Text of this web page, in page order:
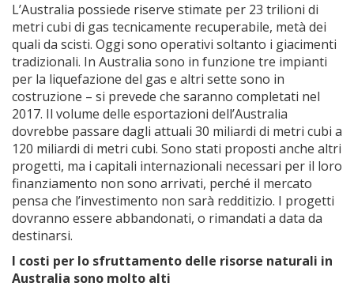
L’Australia possiede riserve stimate per 23 trilioni di
metri cubi di gas tecnicamente recuperabile, metà dei
quali da scisti. Oggi sono operativi soltanto i giacimenti
tradizionali. In Australia sono in funzione tre impianti
per la liquefazione del gas e altri sette sono in
costruzione – si prevede che saranno completati nel
2017. Il volume delle esportazioni dell’Australia
dovrebbe passare dagli attuali 30 miliardi di metri cubi a
120 miliardi di metri cubi. Sono stati proposti anche altri
progetti, ma i capitali internazionali necessari per il loro
finanziamento non sono arrivati, perché il mercato
pensa che l’investimento non sarà redditizio. I progetti
dovranno essere abbandonati, o rimandati a data da
destinarsi.
I costi per lo sfruttamento delle risorse naturali in
Australia sono molto alti